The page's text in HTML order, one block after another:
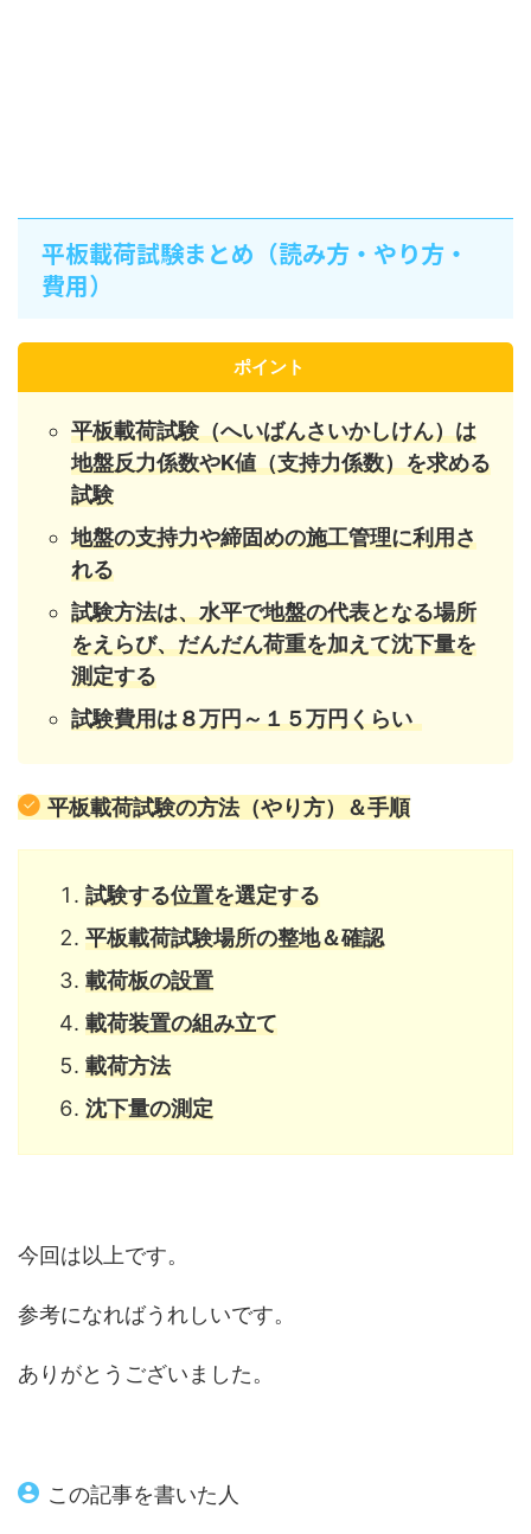
平板載荷試験まとめ（読み方・やり方・
費用）
ポイント
平板載荷試験（へいばんさいかしけん）は
地盤反力係数やK値（支持力係数）を求める
試験
地盤の支持力や締固めの施工管理に利用さ
れる
試験方法は、水平で地盤の代表となる場所
をえらび、だんだん荷重を加えて沈下量を
測定する
試験費用は８万円～１５万円くらい
平板載荷試験の方法（やり方）＆手順
試験する位置を選定する
平板載荷試験場所の整地＆確認
載荷板の設置
載荷装置の組み立て
載荷方法
沈下量の測定
今回は以上です。
参考になればうれしいです。
ありがとうございました。
この記事を書いた人